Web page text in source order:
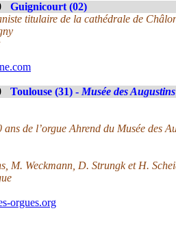
Guignicourt (02)
titulaire de la cathédrale de
Toulouse (31) - Musée des Augustins
de l’orgue Ahrend du Musée des
M. Weckmann, D. Strungk et H.
orgues.org